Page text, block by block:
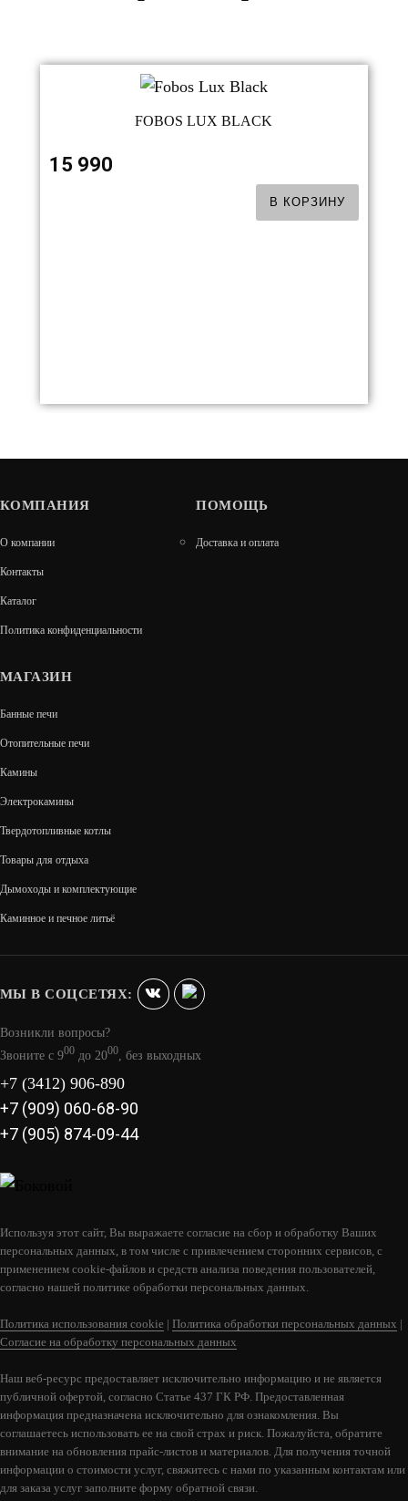
FOBOS LUX BLACK
15 990
В КОРЗИНУ
EPSILON 33
38 990
FOBOS LUX BLACK/BRASS
MOONBLAZE S LUX BLACK
26 990
КОМПАНИЯ
О компании
Контакты
Каталог
Политика конфиденциальности
ПОМОЩЬ
Доставка и оплата
МАГАЗИН
Банные печи
Отопительные печи
Камины
Электрокамины
Твердотопливные котлы
Товары для отдыха
Дымоходы и комплектующие
Каминное и печное литьё
МЫ В СОЦСЕТЯХ:
Возникли вопросы?
Звоните с 900 до 2000 , без выходных
+7 (3412) 906-890
+7 (909) 060-68-90
+7 (905) 874-09-44
Используя этот сайт, Вы выражаете согласие на сбор и обработку Ваших
персональных данных, в том числе с привлечением сторонних сервисов, с
применением cookie-файлов и средств анализа поведения пользователей,
согласно нашей политике обработки персональных данных.
Политика использования cookie | Политика обработки персональных данных |
Согласие на обработку персональных данных
Наш веб-ресурс предоставляет исключительно информацию и не является
публичной офертой, согласно Статье 437 ГК РФ. Предоставленная
информация предназначена исключительно для ознакомления. Вы
соглашаетесь использовать ее на свой страх и риск. Пожалуйста, обратите
внимание на обновления прайс-листов и материалов. Для получения точной
информации о стоимости услуг, свяжитесь с нами по указанным контактам или
для заказа услуг заполните форму обратной связи.